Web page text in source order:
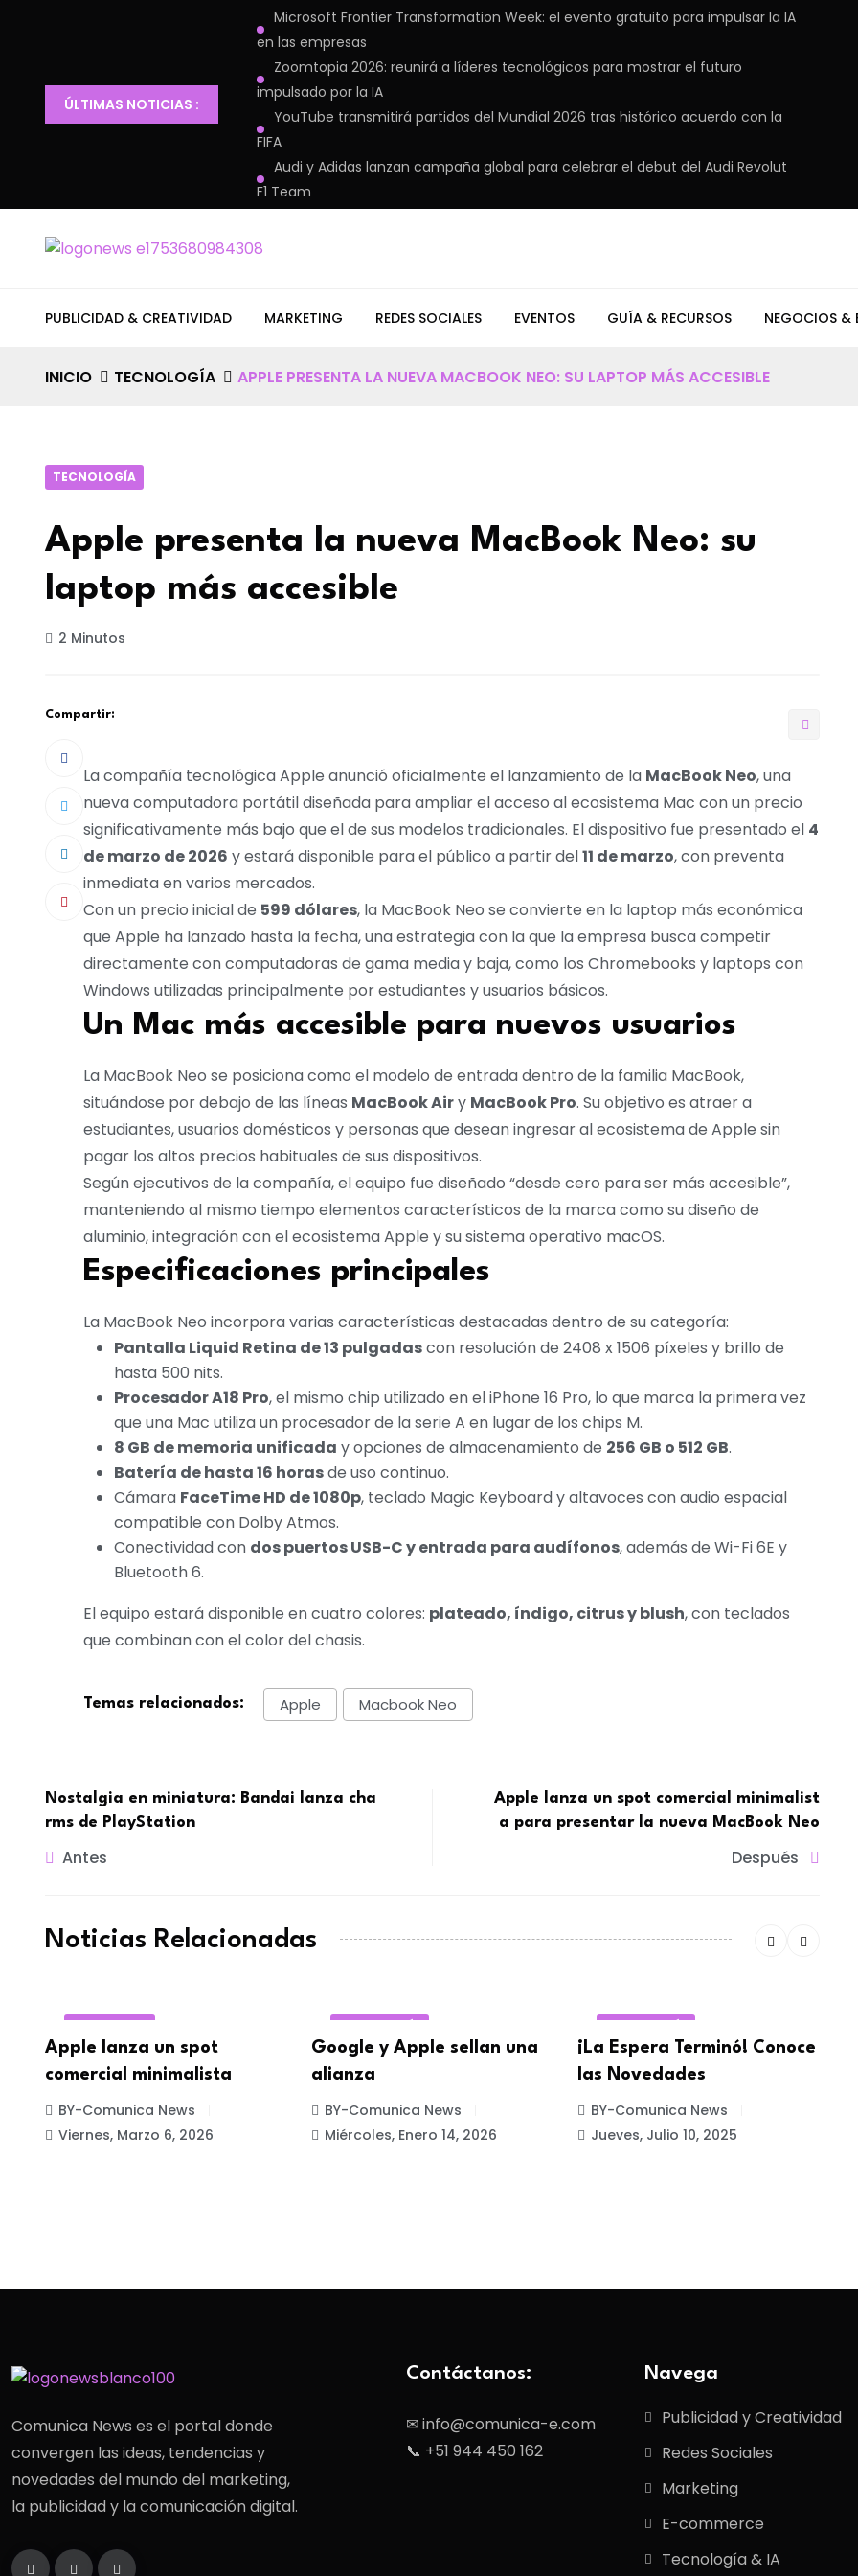
ÚLTIMAS NOTICIAS :
Microsoft Frontier Transformation Week: el evento gratuito para impulsar la IA
en las empresas
Zoomtopia 2026: reunirá a líderes tecnológicos para mostrar el futuro
impulsado por la IA
YouTube transmitirá partidos del Mundial 2026 tras histórico acuerdo con la
FIFA
Audi y Adidas lanzan campaña global para celebrar el debut del Audi Revolut
F1 Team
PUBLICIDAD & CREATIVIDAD MARKETING REDES SOCIALES EVENTOS GUÍA & RECURSOS NEGOCIOS &
INICIO TECNOLOGÍA APPLE PRESENTA LA NUEVA MACBOOK NEO: SU LAPTOP MÁS ACCESIBLE
TECNOLOGÍA
Apple presenta la nueva MacBook Neo: su
laptop más accesible
2 Minutos
Compartir:
La compañía tecnológica Apple anunció oficialmente el lanzamiento de la MacBook Neo, una
nueva computadora portátil diseñada para ampliar el acceso al ecosistema Mac con un precio
significativamente más bajo que el de sus modelos tradicionales. El dispositivo fue presentado el 4
de marzo de 2026 y estará disponible para el público a partir del11 de marzo, con preventa
inmediata en varios mercados.
Con un precio inicial de 599 dólares, la MacBook Neo se convierte en la laptop más económica
que Apple ha lanzado hasta la fecha, una estrategia con la que la empresa busca competir
directamente con computadoras de gama media y baja, como los Chromebooks y laptops con
Windows utilizadas principalmente por estudiantes y usuarios básicos.
Un Mac más accesible para nuevos usuarios
La MacBook Neo se posiciona como el modelo de entrada dentro de la familia MacBook,
situándose por debajo de las líneas MacBook Airy MacBook Pro. Su objetivo es atraer a
estudiantes, usuarios domésticos y personas que desean ingresar al ecosistema de Apple sin
pagar los altos precios habituales de sus dispositivos.
Según ejecutivos de la compañía, el equipo fue diseñado “desde cero para ser más accesible”,
manteniendo al mismo tiempo elementos característicos de la marca como su diseño de
aluminio, integración con el ecosistema Apple y su sistema operativo macOS.
Especificaciones principales
La MacBook Neo incorpora varias características destacadas dentro de su categoría:
Pantalla Liquid Retina de 13 pulgadascon resolución de 2408 x 1506 píxeles y brillo de
hasta 500 nits.
Procesador A18 Pro, el mismo chip utilizado en el iPhone 16 Pro, lo que marca la primera vez
que una Mac utiliza un procesador de la serie A en lugar de los chips M.
8 GB de memoria unificada y opciones de almacenamiento de 256 GB o 512 GB.
Batería de hasta 16 horasde uso continuo.
Cámara FaceTime HD de 1080p, teclado Magic Keyboard y altavoces con audio espacial
compatible con Dolby Atmos.
Conectividad con dos puertos USB-C y entrada para audífonos, además de Wi-Fi 6E y
Bluetooth 6.
El equipo estará disponible en cuatro colores: plateado, índigo, citrus y blush, con teclados
que combinan con el color del chasis.
Temas relacionados: Apple Macbook Neo
Nostalgia en miniatura: Bandai lanza cha
rms de PlayStation
Antes
Apple lanza un spot comercial minimalist
a para presentar la nueva MacBook Neo
Después
Noticias Relacionadas
Apple lanza un spot
comercial minimalista
BY-Comunica News
Viernes, Marzo 6, 2026
Google y Apple sellan una
alianza
BY-Comunica News
Miércoles, Enero 14, 2026
¡La Espera Terminó! Conoce
las Novedades
BY-Comunica News
Jueves, Julio 10, 2025
Comunica News es el portal donde
convergen las ideas, tendencias y
novedades del mundo del marketing,
la publicidad y la comunicación digital.
Contáctanos:
✉ info@comunica-e.com
📞 +51 944 450 162
Navega
Publicidad y Creatividad
Redes Sociales
Marketing
E-commerce
Tecnología & IA